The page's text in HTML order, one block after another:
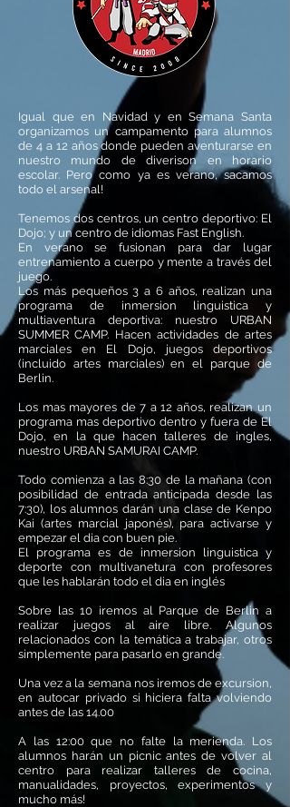
Igual que en Navidad y en Semana Santa
organizamos un campamento para alumnos
de 4 a 12 años donde pueden aventurarse en
nuestro mundo de diverison en horario
escolar. Pero como ya es verano, sacamos
todo el arsenal!
Tenemos dos centros, un centro deportivo: El
Dojo; y un centro de idiomas Fast English.
En verano se fusionan para dar lugar
entrenamiento a cuerpo y mente a través del
juego.
Los más pequeños 3 a 6 años, realizan una
programa de inmersion linguistica y
multiaventura deportiva: nuestro URBAN
SUMMER CAMP. Hacen actividades de artes
marciales en El Dojo, juegos deportivos
(incluido artes marciales) en el parque de
Berlin.
Los mas mayores de 7 a 12 años, realizan un
programa mas deportivo dentro y fuera de El
Dojo, en la que hacen talleres de ingles,
nuestro URBAN SAMURAI CAMP.
Todo comienza a las 8:30 de la mañana (con
posibilidad de entrada anticipada desde las
7:30), los alumnos darán una clase de Kenpo
Kai (artes marcial japonés), para activarse y
empezar el dia con buen pie.
El programa es de inmersion linguistica y
deporte con multivanetura con profesores
que les hablarán todo el dia en inglés
Sobre las 10 iremos al Parque de Berlin a
realizar juegos al aire libre. Algunos
relacionados con la temática a trabajar, otros
simplemente para pasarlo en grande.
Una vez a la semana nos iremos de excursion,
en autocar privado si hiciera falta volviendo
antes de las 14.00
A las 12:00 que no falte la merienda. Los
alumnos harán un picnic antes de volver al
centro para realizar talleres de cocina,
manualidades, proyectos, experimentos y
mucho más!